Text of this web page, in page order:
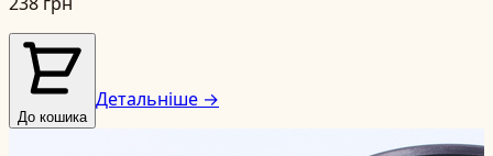
До кошика
Детальніше →